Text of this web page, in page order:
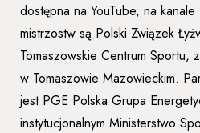
dostępna na YouTube, na
mistrzostw są Polski Związek
Tomaszowskie Centrum Sportu,
w Tomaszowie Mazowieckim.
jest PGE Polska Grupa
instytucjonalnym Ministerstwo